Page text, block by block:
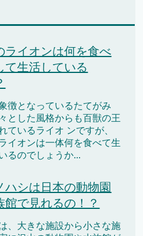
ライオンは何を食べ
て生活している
徴となっているたてがみ
とした風格からも百獣の王
ているライオ ンですが、
イオンは一体何を食べて生
るのでしょうか...
ハシは日本の動物園
館で見れるの！？
、大きな施設から小さな施